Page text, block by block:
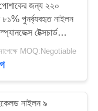
170
পোশাকের জন্য ২২০
পুনর্ব্যবহৃত নাইলন
টেক্সচার্ড
MOQ:Negotiable
নাইলন ৯